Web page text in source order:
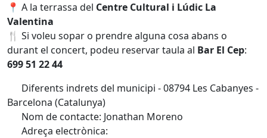
📍 A la terrassa del Centre Cultural i Lúdic La
Valentina
🍴 Si voleu sopar o prendre alguna cosa abans o
durant el concert, podeu reservar taula al Bar El Cep:
699 51 22 44
Diferents indrets del municipi - 08794 Les Cabanyes -
Barcelona (Catalunya)
Nom de contacte: Jonathan Moreno
Adreça electrònica: